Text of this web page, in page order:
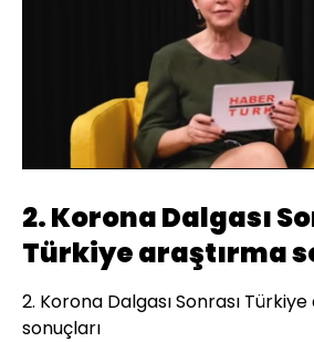
Aç
Yüklendi:
4.15%
2. Korona Dalgası
Türkiye araştırma
2. Korona Dalgası Sonrası
sonuçları